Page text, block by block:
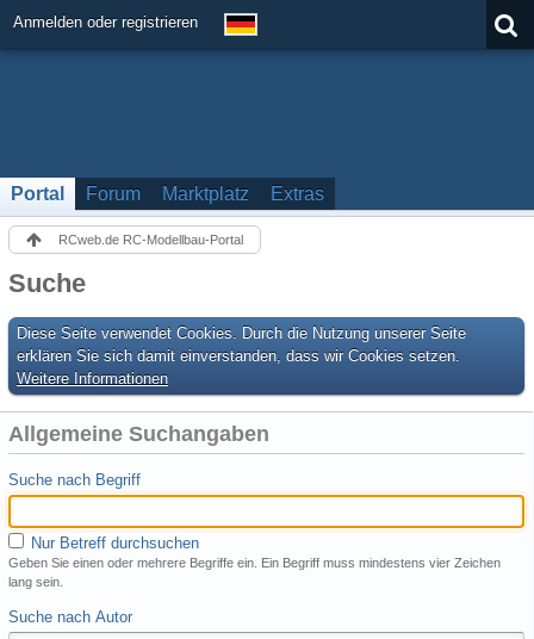
Anmelden oder registrieren
Portal Forum Marktplatz Extras
RCweb.de RC-Modellbau-Portal
Suche
Diese Seite verwendet Cookies. Durch die Nutzung unserer Seite
erklären Sie sich damit einverstanden, dass wir Cookies setzen.
Weitere Informationen
Allgemeine Suchangaben
Suche nach Begriff
Nur Betreff durchsuchen
Geben Sie einen oder mehrere Begriffe ein. Ein Begriff muss mindestens vier Zeichen
lang sein.
Suche nach Autor